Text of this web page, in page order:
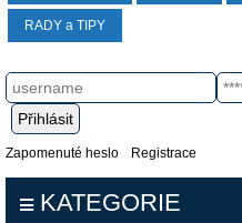
RADY a TIPY
Zapomenuté heslo Registrace
KATEGORIE